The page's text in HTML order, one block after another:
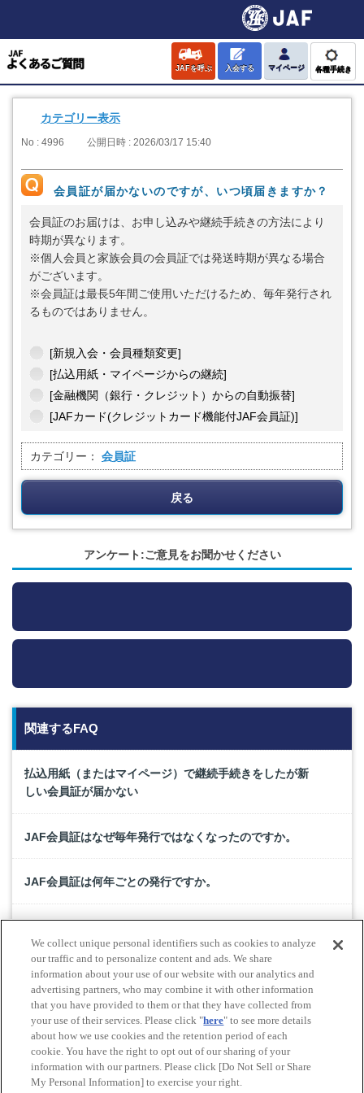
JAFを呼ぶ 入会する マイページ 各種手続き
カテゴリー表示
No : 4996 公開日時 : 2026/03/17 15:40
会員証が届かないのですが、いつ頃届きますか？
会員証のお届けは、お申し込みや継続手続きの方法により
時期が異なります。
※個人会員と家族会員の会員証では発送時期が異なる場合
がございます。
※会員証は最長5年間ご使用いただけるため、毎年発行され
るものではありません。
[新規入会・会員種類変更]
[払込用紙・マイページからの継続]
[金融機関（銀行・クレジット）からの自動振替]
[JAFカード(クレジットカード機能付JAF会員証)]
カテゴリー： 会員証
戻る
アンケート:ご意見をお聞かせください
関連するFAQ
払込用紙（またはマイページ）で継続手続きをしたが新
しい会員証が届かない
JAF会員証はなぜ毎年発行ではなくなったのですか。
JAF会員証は何年ごとの発行ですか。
新規入会時に仮会員証をもらったが、二次元コード読取
からの登録ができない。
Do Not Sell or Share My Personal Information
© All rights reserved. JAF
We collect unique personal identifiers such as cookies to analyze
our traffic and to personalize content and ads. We share
information about your use of our website with our analytics and
advertising partners, who may combine it with other information
that you have provided to them or that they have collected from
your use of their services. Please click "here" to see more details
about how we use cookies and the retention period of each
cookie. You have the right to opt out of our sharing of your
information with our partners. Please click [Do Not Sell or Share
My Personal Information] to exercise your right.